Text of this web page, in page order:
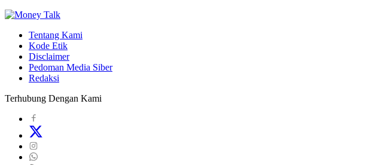
Tentang Kami
Kode Etik
Disclaimer
Pedoman Media Siber
Redaksi
Terhubung Dengan Kami